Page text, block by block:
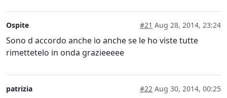
Ospite #21 Aug 28, 2014, 23:24
Sono d accordo anche io anche se le ho viste tutte
rimettetelo in onda grazieeeee
patrizia #22 Aug 30, 2014, 00:25